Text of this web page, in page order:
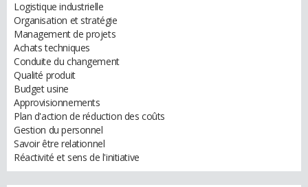
Logistique industrielle
Organisation et stratégie
Management de projets
Achats techniques
Conduite du changement
Qualité produit
Budget usine
Approvisionnements
Plan d'action de réduction des coûts
Gestion du personnel
Savoir être relationnel
Réactivité et sens de l'initiative